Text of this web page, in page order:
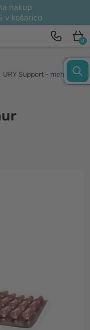
nakup
v košarico
0
URY Support - mehur